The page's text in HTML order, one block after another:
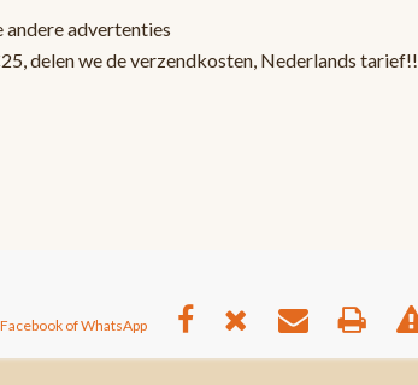
advertenties
delen we de verzendkosten, Nederlands tarief!!
of WhatsApp